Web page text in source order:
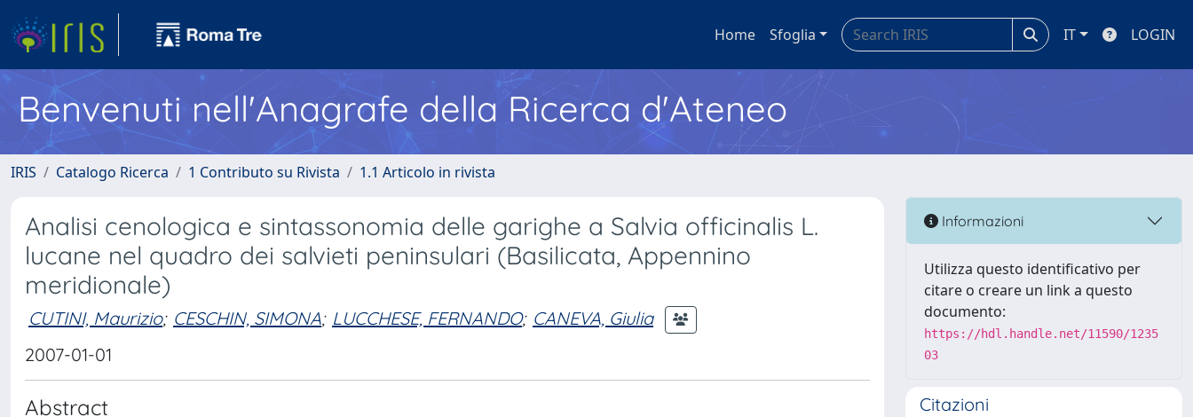
Home Sfoglia IT LOGIN
Benvenuti nell'Anagrafe della Ricerca d'Ateneo
IRIS Catalogo Ricerca 1 Contributo su Rivista 1.1 Articolo in rivista
Analisi cenologica e sintassonomia delle garighe a Salvia officinalis L.
lucane nel quadro dei salvieti peninsulari (Basilicata, Appennino
meridionale)
CUTINI, Maurizio; CESCHIN, SIMONA; LUCCHESE, FERNANDO; CANEVA, Giulia
2007-01-01
Abstract
Informazioni
Utilizza questo identificativo per
citare o creare un link a questo
documento:
https://hdl.handle.net/11590/1235
03
Citazioni